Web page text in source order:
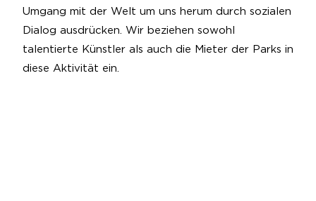
Umgang mit der Welt um uns herum durch sozialen
Dialog ausdrücken. Wir beziehen sowohl
talentierte Künstler als auch die Mieter der Parks in
diese Aktivität ein.